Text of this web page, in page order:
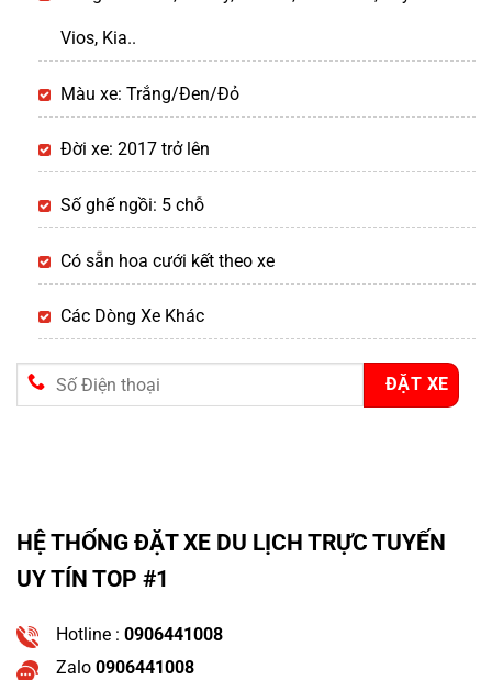
Vios, Kia..
Màu xe: Trắng/Đen/Đỏ
Đời xe: 2017 trở lên
Số ghế ngồi: 5 chỗ
Có sẵn hoa cưới kết theo xe
Các Dòng Xe Khác
HỆ THỐNG ĐẶT XE DU LỊCH TRỰC TUYẾN
UY TÍN TOP #1
Hotline : 0906441008
Zalo 0906441008